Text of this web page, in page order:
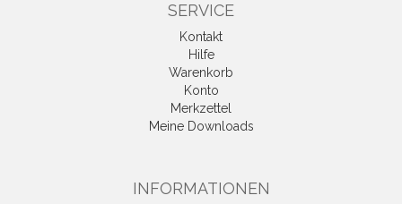
SERVICE
Kontakt
Hilfe
Warenkorb
Konto
Merkzettel
Meine Downloads
INFORMATIONEN